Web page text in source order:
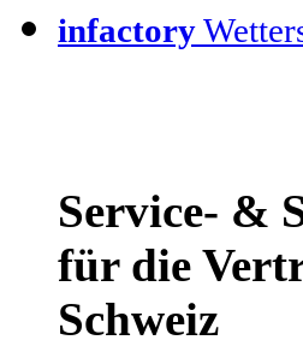
infactory
Service- &
für die
Schweiz